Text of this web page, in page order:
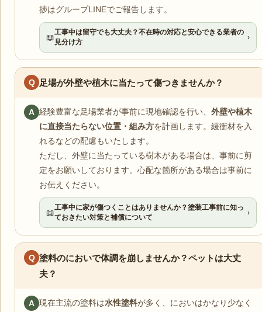
捗はグループLINEでご報告します。
📖
工事中は留守でも大丈夫？不在時の対応と安心できる業者の
見分け方
›
Q 足場が外壁や植木に当たって傷つきませんか？
A 経験豊富な足場業者が事前に現地確認を行い、 外壁や植木
に直接当たらない位置・組み方を計画します。緩衝材を入
れるなどの配慮もいたします。
ただし、外壁に当たっている樹木がある場合は、事前に剪
定をお願いしております。心配な箇所がある場合は事前に
お伝えください。
📖
工事中に家が傷つくことはありませんか？塗装工事前に知っ
ておきたい対策と補償について
›
Q 塗料のにおいで体調を崩しませんか？ペットは大丈
夫？
A 現在主流の塗料は水性塗料が多く、においはかなり少なく